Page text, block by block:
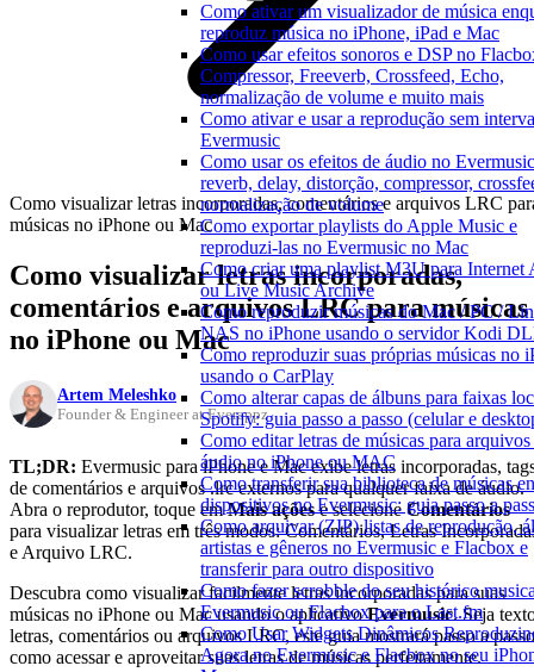
Como ativar um visualizador de música
reproduz música no iPhone, iPad e Mac
Como usar efeitos sonoros e DSP no
Compressor, Freeverb, Crossfeed, Echo,
normalização de volume e muito mais
Como ativar e usar a reprodução sem
Evermusic
Como usar os efeitos de áudio no
reverb, delay, distorção, compressor,
normalização de volume
Como exportar playlists do Apple Music e
reproduzi-las no Evermusic no Mac
Como criar uma playlist M3U para Internet
ou Live Music Archive
Como reproduzir músicas do Mac / PC /
NAS no iPhone usando o servidor Kodi
Como reproduzir suas próprias músicas no
usando o CarPlay
Como alterar capas de álbuns para faixas
Spotify: guia passo a passo (celular e
Como editar letras de músicas para arquivos
áudio no iPhone ou MAC
Como transferir sua biblioteca de músicas
dispositivos no Evermusic: guia passo a
Como arquivar (ZIP) listas de reprodução,
artistas e gêneros no Evermusic e Flacbox e
transferir para outro dispositivo
Como fazer scrobble do seu histórico
Evermusic ou Flacbox para o Last.fm
Como Usar Widgets Dinâmicos
Agora no Evermusic e Flacbox no seu
Como visualizar letras incorporadas, comentários e arquivos LRC
músicas no iPhone ou Mac
Como visualizar letras incorporadas,
comentários e arquivos LRC para músicas
no iPhone ou Mac
Artem Meleshko
Founder & Engineer at Everappz
TL;DR: Evermusic para iPhone e Mac exibe letras incorporadas,
de comentários e arquivos .lrc externos para qualquer faixa de áudio.
Abra o reprodutor, toque emMais açõese selecioneComentários
para visualizar letras em três modos: Comentários, Letras
e Arquivo LRC.
Descubra como visualizar facilmente letras incorporadas para suas
músicas no iPhone ou Mac usando o aplicativoEvermusic. Seja
letras, comentários ou arquivos LRC, este guia mostrará passo a passo
como acessar e aproveitar suas letras de músicas perfeitamente.